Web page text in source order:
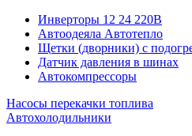
Инверторы 12 24 220В
Автоодеяла Автотепло
Щетки (дворники) с
Датчик давления в шинах
Автокомпрессоры
Насосы перекачки топлива
Автохолодильники